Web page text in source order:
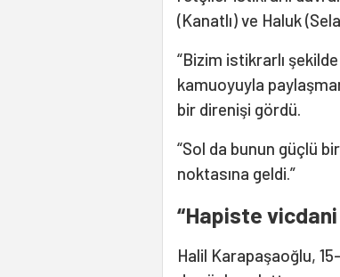
(Kanatlı) ve Haluk
“Bizim istikrarlı
kamuoyuyla
bir direnişi gördü.
“Sol da bunun güçlü
noktasına geldi.”
“Hapiste
Halil Karapaşaoğlu,